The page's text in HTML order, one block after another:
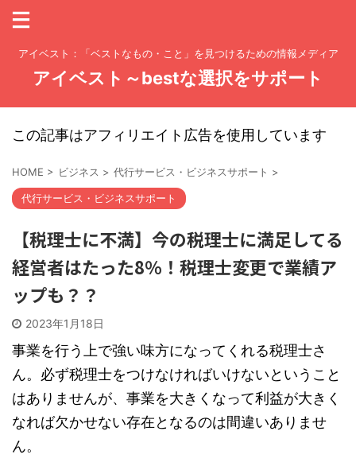
アイベスト：「ベストなもの・こと」を見つけるための情報メディア
アイベスト～bestな選択をサポート
この記事はアフィリエイト広告を使用しています
HOME > ビジネス > 代行サービス・ビジネスサポート >
代行サービス・ビジネスサポート
【税理士に不満】今の税理士に満足してる
経営者はたった8％！税理士変更で業績ア
ップも？？
2023年1月18日
事業を行う上で強い味方になってくれる税理士さ
ん。必ず税理士をつけなければいけないということ
はありませんが、事業を大きくなって利益が大きく
なれば欠かせない存在となるのは間違いありませ
ん。